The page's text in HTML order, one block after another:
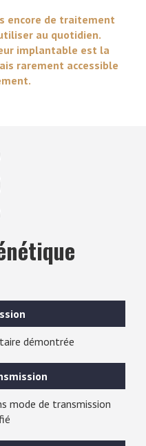
encore de traitement
au quotidien.
implantable est la
rarement accessible
démontrée
mode de transmission